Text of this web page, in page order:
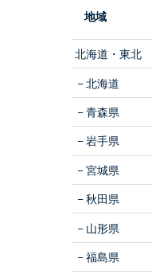
地域
北海道・東北
北海道
青森県
岩手県
宮城県
秋田県
山形県
福島県